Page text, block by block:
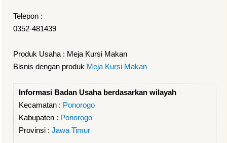
Telepon :
0352-481439
Produk Usaha : Meja Kursi Makan
Bisnis dengan produk Meja Kursi Makan
Informasi Badan Usaha berdasarkan wilayah
Kecamatan : Ponorogo
Kabupaten : Ponorogo
Provinsi : Jawa Timur